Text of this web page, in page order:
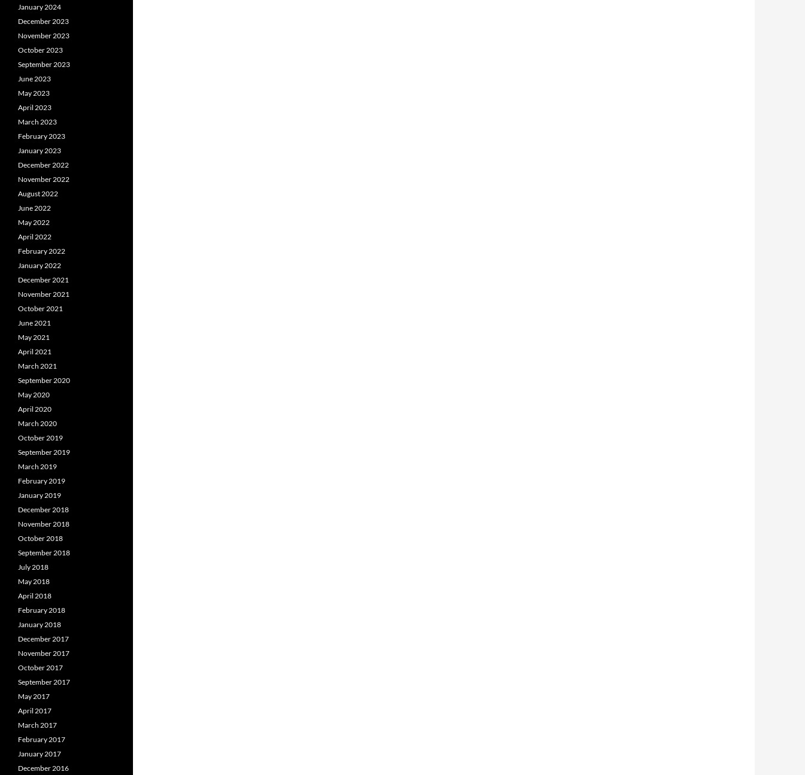
January 2024
December 2023
November 2023
October 2023
September 2023
June 2023
May 2023
April 2023
March 2023
February 2023
January 2023
December 2022
November 2022
August 2022
June 2022
May 2022
April 2022
February 2022
January 2022
December 2021
November 2021
October 2021
June 2021
May 2021
April 2021
March 2021
September 2020
May 2020
April 2020
March 2020
October 2019
September 2019
March 2019
February 2019
January 2019
December 2018
November 2018
October 2018
September 2018
July 2018
May 2018
April 2018
February 2018
January 2018
December 2017
November 2017
October 2017
September 2017
May 2017
April 2017
March 2017
February 2017
January 2017
December 2016